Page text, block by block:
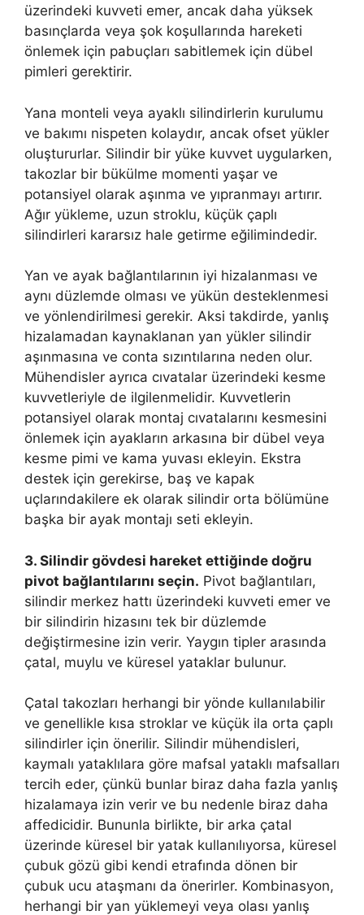
üzerindeki kuvveti emer, ancak daha yüksek
basınçlarda veya şok koşullarında hareketi
önlemek için pabuçları sabitlemek için dübel
pimleri gerektirir.
Yana monteli veya ayaklı silindirlerin kurulumu
ve bakımı nispeten kolaydır, ancak ofset yükler
oluştururlar. Silindir bir yüke kuvvet uygularken,
takozlar bir bükülme momenti yaşar ve
potansiyel olarak aşınma ve yıpranmayı artırır.
Ağır yükleme, uzun stroklu, küçük çaplı
silindirleri kararsız hale getirme eğilimindedir.
Yan ve ayak bağlantılarının iyi hizalanması ve
aynı düzlemde olması ve yükün desteklenmesi
ve yönlendirilmesi gerekir. Aksi takdirde, yanlış
hizalamadan kaynaklanan yan yükler silindir
aşınmasına ve conta sızıntılarına neden olur.
Mühendisler ayrıca cıvatalar üzerindeki kesme
kuvvetleriyle de ilgilenmelidir. Kuvvetlerin
potansiyel olarak montaj cıvatalarını kesmesini
önlemek için ayakların arkasına bir dübel veya
kesme pimi ve kama yuvası ekleyin. Ekstra
destek için gerekirse, baş ve kapak
uçlarındakilere ek olarak silindir orta bölümüne
başka bir ayak montajı seti ekleyin.
3. Silindir gövdesi hareket ettiğinde doğru
pivot bağlantılarını seçin. Pivot bağlantıları,
silindir merkez hattı üzerindeki kuvveti emer ve
bir silindirin hizasını tek bir düzlemde
değiştirmesine izin verir. Yaygın tipler arasında
çatal, muylu ve küresel yataklar bulunur.
Çatal takozları herhangi bir yönde kullanılabilir
ve genellikle kısa stroklar ve küçük ila orta çaplı
silindirler için önerilir. Silindir mühendisleri,
kaymalı yataklılara göre mafsal yataklı mafsalları
tercih eder, çünkü bunlar biraz daha fazla yanlış
hizalamaya izin verir ve bu nedenle biraz daha
affedicidir. Bununla birlikte, bir arka çatal
üzerinde küresel bir yatak kullanılıyorsa, küresel
çubuk gözü gibi kendi etrafında dönen bir
çubuk ucu ataşmanı da önerirler. Kombinasyon,
herhangi bir yan yüklemeyi veya olası yanlış